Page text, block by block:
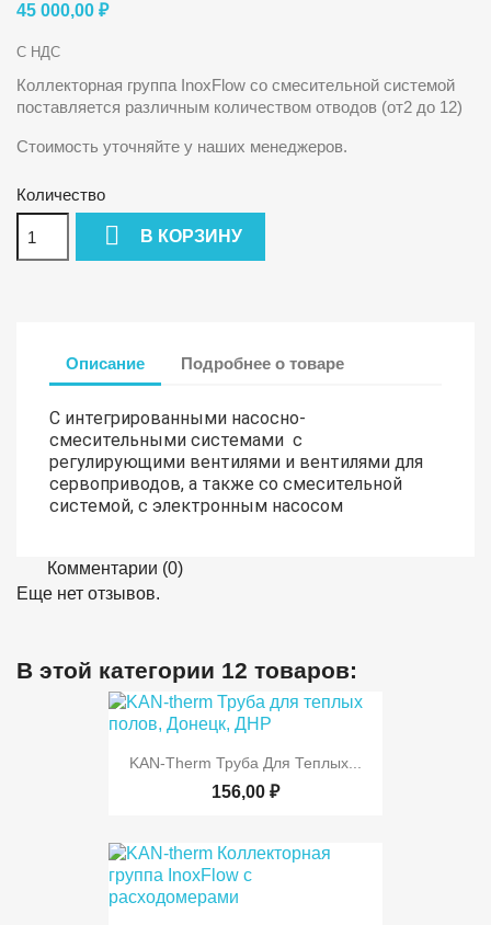
45 000,00 ₽
С НДС
Коллекторная группа InoxFlow со смесительной системой
поставляется различным количеством отводов (от2 до 12)
Стоимость уточняйте у наших менеджеров.
Количество
 В КОРЗИНУ
Описание Подробнее о товаре
С интегрированными насосно-
смесительными системами с
регулирующими вентилями и вентилями для
сервоприводов, а также со смесительной
системой, с электронным насосом
Комментарии (0)
Еще нет отзывов.
В этой категории 12 товаров:
KAN-Therm Труба Для Теплых...
156,00 ₽